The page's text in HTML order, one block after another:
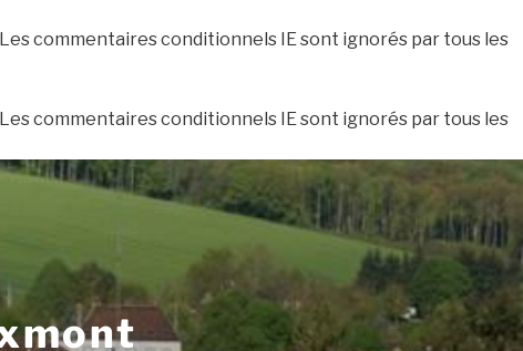
Les commentaires conditionnels IE sont ignorés par tous les
Les commentaires conditionnels IE sont ignorés par tous les